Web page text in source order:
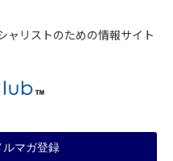
ャリストのための情報サイト
ルマガ登録